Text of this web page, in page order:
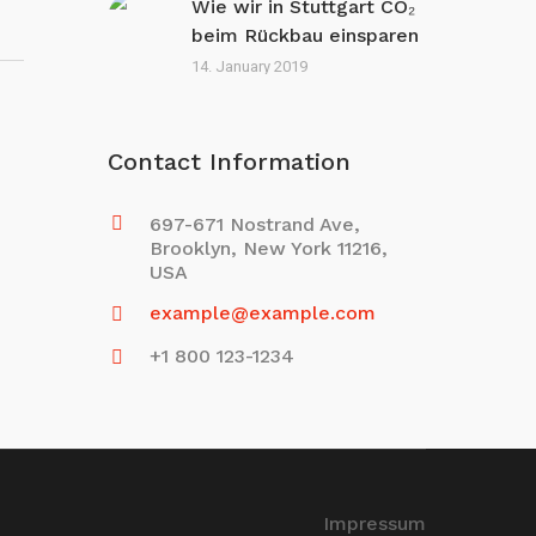
Wie wir in Stuttgart CO₂
beim Rückbau einsparen
14. January 2019
Contact Information
697-671 Nostrand Ave,
Brooklyn, New York 11216,
USA
example@example.com
+1 800 123-1234
Impressum